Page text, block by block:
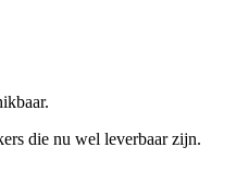
die nu wel leverbaar zijn.